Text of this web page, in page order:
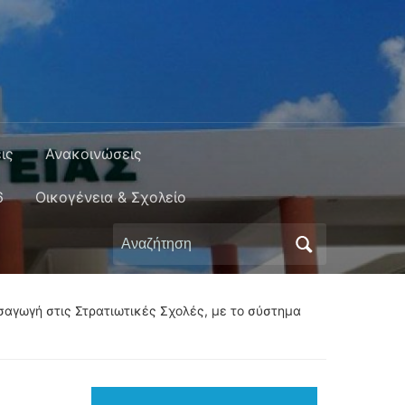
Ανακοινώσεις
Οικογένεια & Σχολείο
Αναζήτηση
για:
στις Στρατιωτικές Σχολές, με το σύστημα